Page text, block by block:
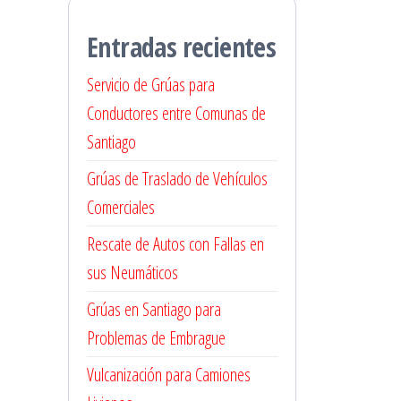
Entradas recientes
Servicio de Grúas para
Conductores entre Comunas de
Santiago
Grúas de Traslado de Vehículos
Comerciales
Rescate de Autos con Fallas en
sus Neumáticos
Grúas en Santiago para
Problemas de Embrague
Vulcanización para Camiones